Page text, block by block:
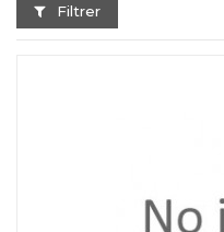
Filtrer